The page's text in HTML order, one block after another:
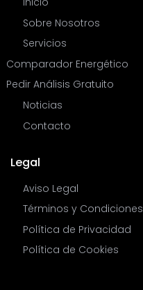
Sobre Nosotros
Servicios
Comparador Energético
Pedir Análisis Gratuito
Noticias
Contacto
Legal
Aviso Legal
Términos y Condiciones
Política de Privacidad
Política de Cookies